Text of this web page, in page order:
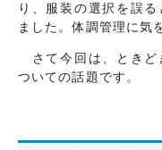
リンク集
協力会社の皆様へ
り、服装の選択を誤
ました。体調管理に気
さて今回は、ときど
ついての話題です。